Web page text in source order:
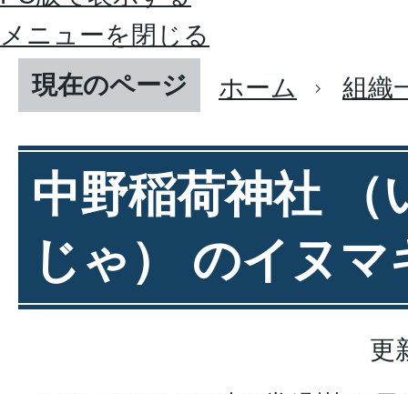
メニューを閉じる
現在のページ
ホーム 組織
中野稲荷神社 （
じゃ） のイヌマ
更